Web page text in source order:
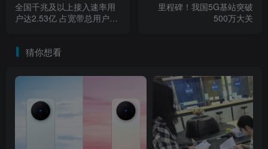
全国千兆及以上接入速率用
户达2.53亿 占宽带总用户数
里程碑！我国5G基站突破
500万大关
猜你想看